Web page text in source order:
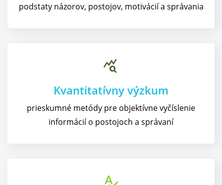
podstaty názorov, postojov, motivácií a správania
query_stats
Kvantitatívny výzkum​
prieskumné metódy pre objektívne vyčíslenie
informácií o postojoch a správaní
spellcheck